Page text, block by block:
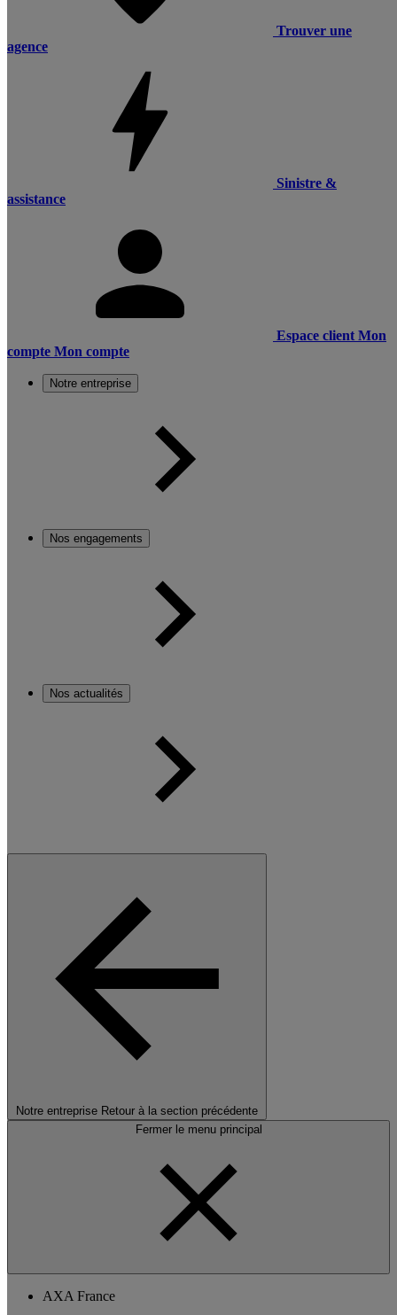
Trouver une
agence
Sinistre &
assistance
Espace client Mon
compte Mon compte
Notre entreprise
Nos engagements
Nos actualités
Notre entreprise Retour à la section précédente
Fermer le menu principal
AXA France